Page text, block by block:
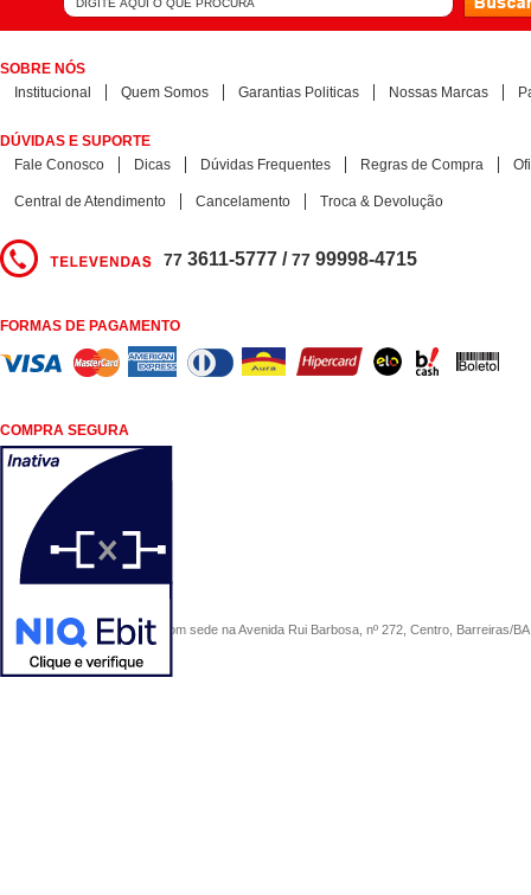
SOBRE NÓS
Institucional
Quem Somos Garantias Politicas Nossas Marcas
DÚVIDAS E SUPORTE
Fale Conosco
Dicas Dúvidas Frequentes Regras de Compra
Central de Atendimento Cancelamento Troca & Devolução
77 3611-5777 /77 99998-4715
FORMAS DE PAGAMENTO
COMPRA SEGURA
COMERCIAL SÃO PAULO, com sede na Avenida Rui Barbosa, nº 272, Centro, Barreiras/